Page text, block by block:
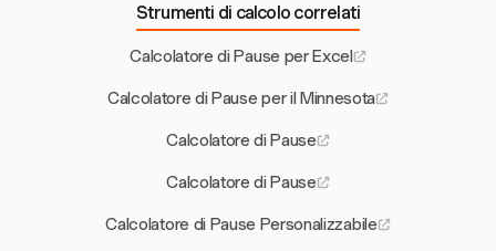
Strumenti di calcolo correlati
Calcolatore di Pause per Excel
Calcolatore di Pause per il Minnesota
Calcolatore di Pause
Calcolatore di Pause
Calcolatore di Pause Personalizzabile